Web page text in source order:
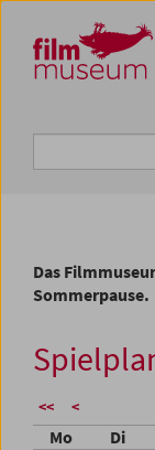
Zum Inhalt
Zum Hauptmenü
Zur Servicenavigation
Zum Suche
Das
Sommerpause.
<< <
Mo Di